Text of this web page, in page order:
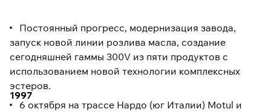
Постоянный прогресс, модернизация завода,
запуск новой линии розлива масла, создание
сегодняшней гаммы 300V из пяти продуктов с
использованием новой технологии комплексных
эстеров.
6 октября на трассе Нардо (юг Италии) Motul и
1997